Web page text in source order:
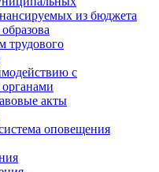
из бюджета
трудового
с
акты
оповещения